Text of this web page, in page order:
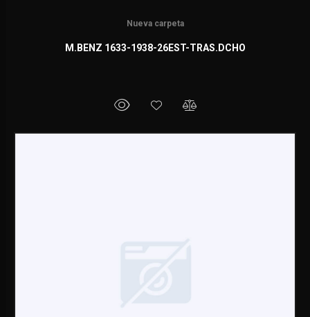
Nueva carpeta
M.BENZ 1633-1938-26EST-TRAS.DCHO